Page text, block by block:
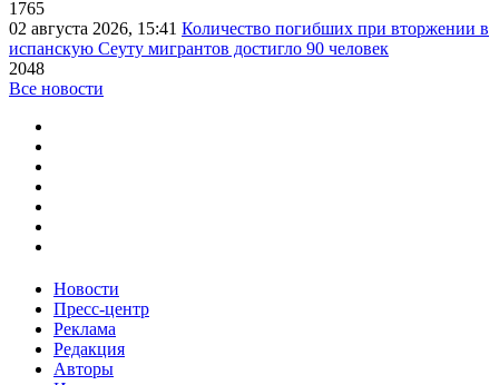
1765
02 августа 2026, 15:41 Количество погибших при вторжении в
испанскую Сеуту мигрантов достигло 90 человек
2048
Все новости
Новости
Пресс-центр
Реклама
Редакция
Авторы